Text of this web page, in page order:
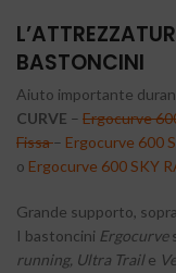
BASTONCINI
Aiuto importante
CURVE – Ergocurve
Fissa– Ergocurve 600
o Ergocurve 600 SKY
Grande supporto,
I bastoncini Ergocurve
running, Ultra Traile